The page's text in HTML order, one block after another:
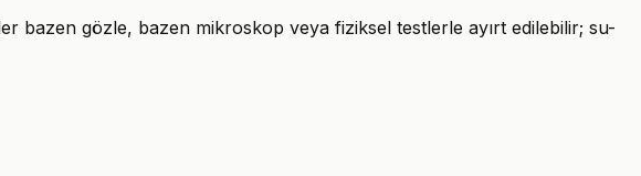
bazen gözle, bazen mikroskop veya fiziksel testlerle ayırt edilebilir; su-